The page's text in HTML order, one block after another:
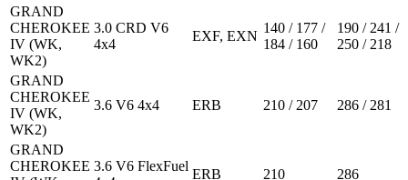
GRAND
CHEROKEE
IV (WK,
WK2)
3.0 CRD V6
4x4
EXF, EXN
140 / 177 /
184 / 160
190 / 241 /
250 / 218
GRAND
CHEROKEE
IV (WK,
WK2)
3.6 V6 4x4 ERB 210 / 207 286 / 281
GRAND
CHEROKEE 3.6 V6 FlexFuel
ERB 210 286